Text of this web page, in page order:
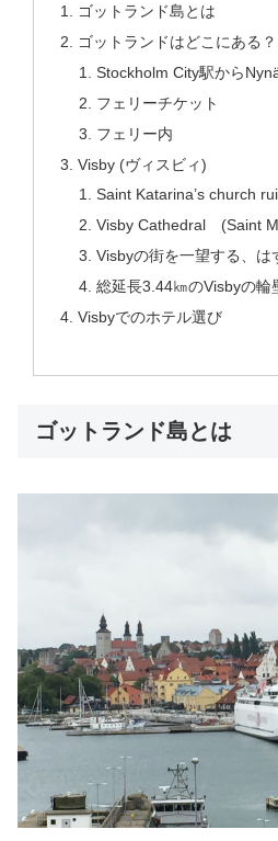
ゴットランド島とは
ゴットランドはどこにある
Stockholm City駅から
フェリーチケット
フェリー内
Visby (ヴィスビィ)
Saint Katarina’s church
Visby Cathedral (Saint
Visbyの街を一望する、は
総延長3.44㎞のVisbyの輪
Visbyでのホテル選び
ゴットランド島とは